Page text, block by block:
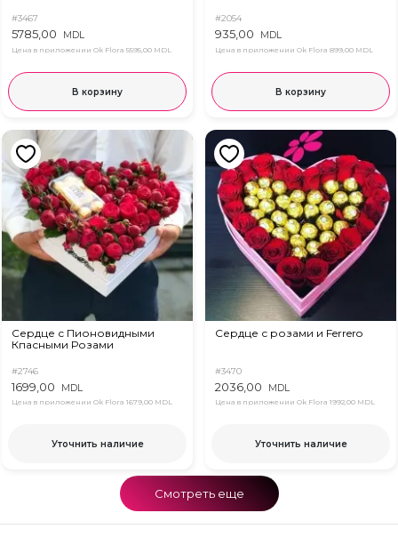
#3467
5785,00 MDL
Цена в приложении Ok Flora 5595,00 MDL
В корзину
#2054
935,00 MDL
Цена в приложении Ok Flora 899,00 MDL
В корзину
Сердце с Пионовидными
Кпасными Розами
#2746
1699,00 MDL
Цена в приложении Ok Flora 1679,00 MDL
Уточнить наличие
Сердце с розами и Ferrero
#3470
2036,00 MDL
Цена в приложении Ok Flora 1992,00 MDL
Уточнить наличие
Смотреть еще